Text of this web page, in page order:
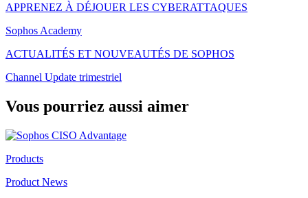
APPRENEZ À DÉJOUER LES CYBERATTAQUES
Sophos Academy
ACTUALITÉS ET NOUVEAUTÉS DE SOPHOS
Channel Update trimestriel
Vous pourriez aussi aimer
Products
Product News